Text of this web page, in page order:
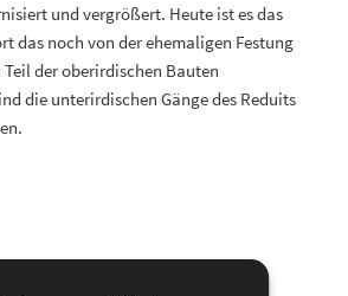
und vergrößert. Heute ist es das
das noch von der ehemaligen Festung
der oberirdischen Bauten
die unterirdischen Gänge des Reduits
am